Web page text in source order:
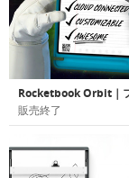
販売終了